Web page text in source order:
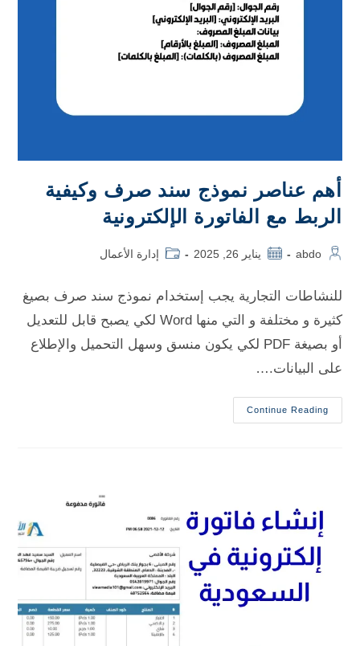
أهم عناصر نموذج سند صرف وكيفية
الربط مع الفاتورة الإلكترونية
abdo يناير 26, 2025 إدارة الأعمال
للنشاطات التجارية يجب إستخدام نموذج سند صرف بصيغ
كثيرة و مختلفة و التي منها Word لكي يصبح قابل للتعديل
أو بصيغة PDF لكي يكون منسق وسهل التحميل والإطلاع
على البيانات.…
Continue Reading